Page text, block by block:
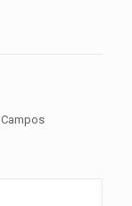
Campos